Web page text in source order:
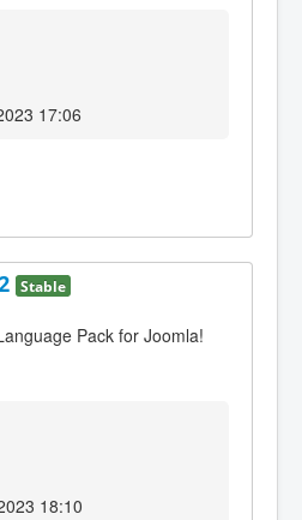
17:06
Stable
Pack for Joomla!
18:10